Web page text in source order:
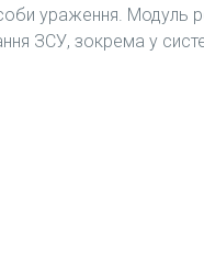
ураження. Модуль
ЗСУ, зокрема у